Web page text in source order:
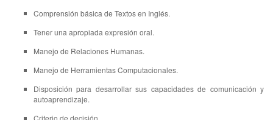
Comprensión básica de Textos en Inglés.
Tener una apropiada expresión oral.
Manejo de Relaciones Humanas.
Manejo de Herramientas Computacionales.
Disposición para desarrollar sus capacidades de comunicación y
autoaprendizaje.
Criterio de decisión.